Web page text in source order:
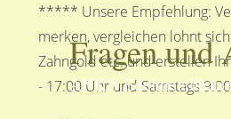
***** Unsere Empfehlung:
merken, vergleichen lohnt
Zahngold etc. und erstellen
- 17:00 Uhr und Samstags
Fragen
ANKA